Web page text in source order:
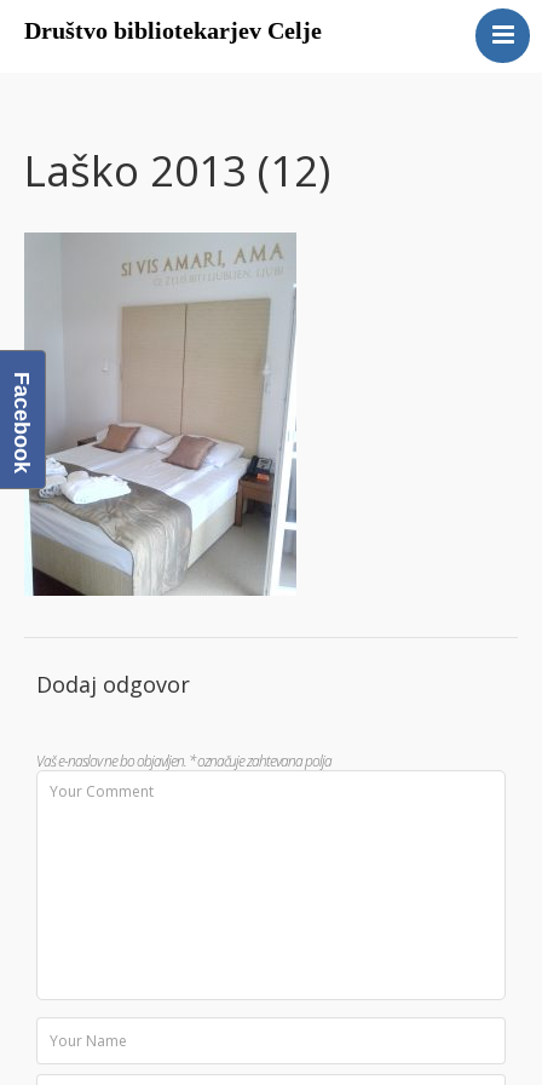
Društvo bibliotekarjev Celje
Člani DBC
Galerija
Povezave
Laško 2013 (12)
Dodaj odgovor
Vaš e-naslov ne bo objavljen.*označuje zahtevana polja
Facebook